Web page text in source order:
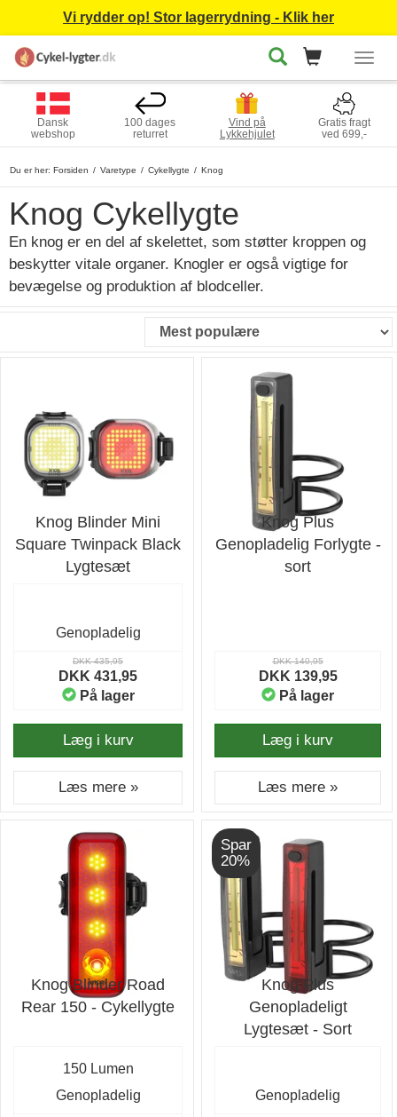
Vi rydder op! Stor lagerrydning - Klik her
Dansk
webshop
100 dages
returret
Vind på
Lykkehjulet
Gratis fragt
ved 699,-
Du er her: Forsiden Varetype Cykellygte Knog
Knog Cykellygte
En knog er en del af skelettet, som støtter kroppen og
beskytter vitale organer. Knogler er også vigtige for
bevægelse og produktion af blodceller.
Knog Blinder Mini
Square Twinpack Black
Lygtesæt
Genopladelig
DKK 435,95
DKK 431,95
På lager
Læg i kurv
Læs mere »
Knog Plus
Genopladelig Forlygte -
sort
DKK 140,95
DKK 139,95
På lager
Læg i kurv
Læs mere »
Knog Blinder Road
Rear 150 - Cykellygte
150 Lumen
Genopladelig
Spar
20%
Knog Plus
Genopladeligt
Lygtesæt - Sort
Genopladelig